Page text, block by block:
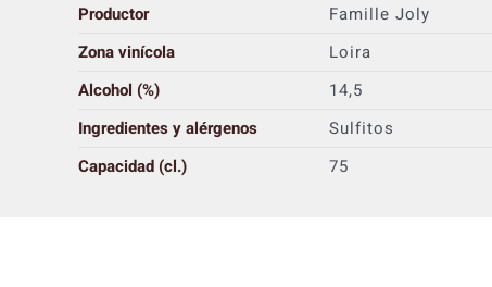
Productor
Famille Joly
Zona vinícola
Loira
Alcohol (%)
14,5
Ingredientes y alérgenos
Sulfitos
Capacidad (cl.)
75